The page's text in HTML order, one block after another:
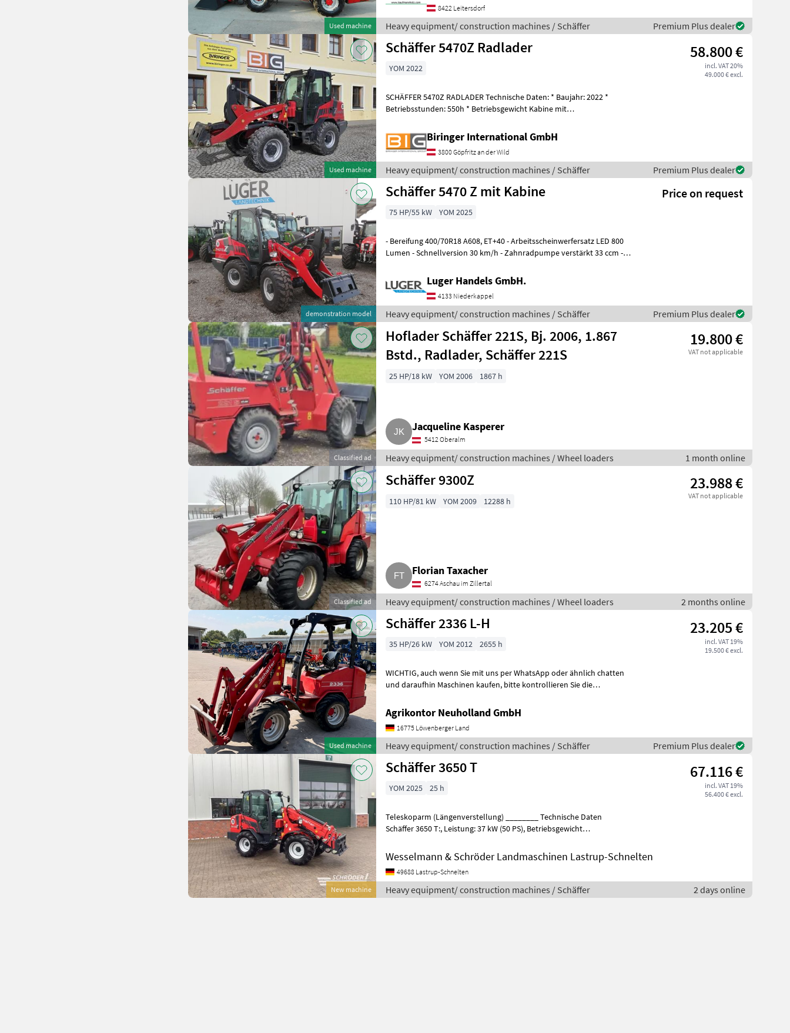
Used machine
8422 Leitersdorf
Heavy equipment/ construction machines / Schäffer Premium Plus dealer
Used machine
Schäffer 5470Z Radlader 58.800 €
incl. VAT 20%
49.000 € excl.
YOM 2022
SCHÄFFER 5470Z RADLADER Technische Daten: * Baujahr: 2022 *
Betriebsstunden: 550h * Betriebsgewicht Kabine mit
Biringer International GmbH
3800 Göpfritz an der Wild
Heavy equipment/ construction machines / Schäffer Premium Plus dealer
demonstration model
Schäffer 5470 Z mit Kabine Price on request
75 HP/55 kW YOM 2025
- Bereifung 400/70R18 A608, ET+40 - Arbeitsscheinwerfersatz LED 800
Lumen - Schnellversion 30 km/h - Zahnradpumpe verstärkt 33 ccm -
Luger Handels GmbH.
4133 Niederkappel
Heavy equipment/ construction machines / Schäffer Premium Plus dealer
Classified ad
Hoflader Schäffer 221S, Bj. 2006, 1.867
Bstd., Radlader, Schäffer 221S
19.800 €
VAT not applicable
25 HP/18 kW YOM 2006 1867 h
Jacqueline Kasperer
5412 Oberalm
Heavy equipment/ construction machines / Wheel loaders 1 month online
Classified ad
Schäffer 9300Z 23.988 €
VAT not applicable
110 HP/81 kW YOM 2009 12288 h
Florian Taxacher
6274 Aschau im Zillertal
Heavy equipment/ construction machines / Wheel loaders 2 months online
Used machine
Schäffer 2336 L-H 23.205 €
incl. VAT 19%
19.500 € excl.
35 HP/26 kW YOM 2012 2655 h
WICHTIG, auch wenn Sie mit uns per WhatsApp oder ähnlich chatten
und daraufhin Maschinen kaufen, bitte kontrollieren Sie die
Agrikontor Neuholland GmbH
16775 Löwenberger Land
Heavy equipment/ construction machines / Schäffer Premium Plus dealer
New machine
Schäffer 3650 T 67.116 €
incl. VAT 19%
56.400 € excl.
YOM 2025 25 h
Teleskoparm (Längenverstellung) ________ Technische Daten
Schäffer 3650 T:, Leistung: 37 kW (50 PS), Betriebsgewicht
Wesselmann & Schröder Landmaschinen Lastrup-Schnelten
49688 Lastrup-Schnelten
Heavy equipment/ construction machines / Schäffer 2 days online